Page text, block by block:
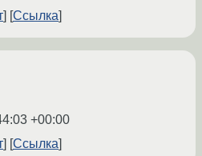
Ссылка
+00:00
Ссылка